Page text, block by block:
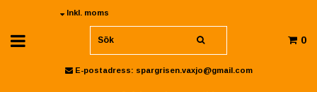
Inkl. moms
0
E-postadress: spargrisen.vaxjo@gmail.com